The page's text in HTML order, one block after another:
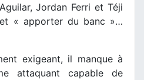
Jordan Ferri et Téji
« apporter du banc »…
exigeant, il manque à
attaquant capable de